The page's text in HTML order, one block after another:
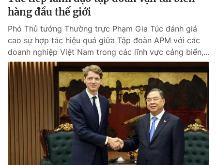
hàng đầu thế giới
Phó Thủ tướng Thường trực Phạm Gia Túc đánh giá
cao sự hợp tác hiệu quả giữa Tập đoàn APM với các
doanh nghiệp Việt Nam trong các lĩnh vực cảng biển,...